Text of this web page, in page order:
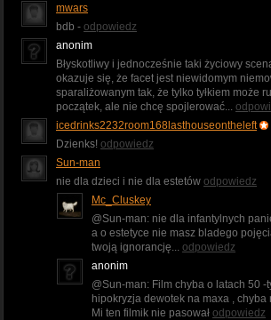
mwars
bdb - odpowiedz
anonim
Błyskotliwy i jednocześnie taki życiowy
okazuje się, że facet jest niewidomym
sparaliżowanym tak, że tylko tyłkiem może
początek, ale nie chcę spojlerować...
icedrinks2232room168lasthouseontheleft
Dzienks! odpowiedz
Sun-man
nie dla dzieci i nie dla estetów odpowiedz
Mc_Cluskey
@Sun-man: nie dla infantylnych
a o estetyce nie masz bladego
twoją ignorancję... odpowiedz
anonim
@Sun-man: Film chyba o latach 50 -
hipokryzja dewotek na maxa , chyba
Mi ten filmik nie pasował odpowiedz